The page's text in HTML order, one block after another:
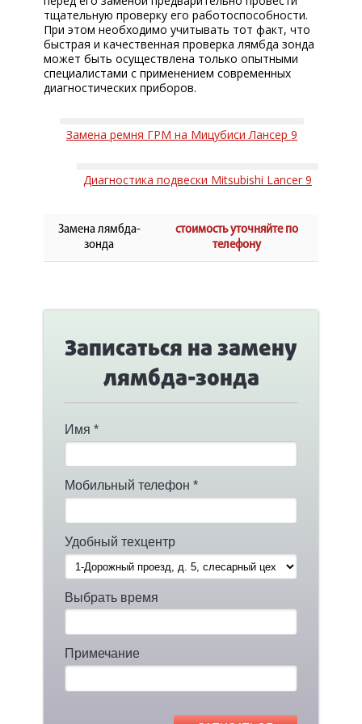
тщательную проверку его работоспособности.
При этом необходимо учитывать тот факт, что
быстрая и качественная проверка лямбда зонда
может быть осуществлена только опытными
специалистами с применением современных
диагностических приборов.
Замена ремня ГРМ на Мицубиси Лансер 9
Диагностика подвески Mitsubishi Lancer 9
Замена лямбда-
зонда
стоимость уточняйте по
телефону
Записаться на замену
лямбда-зонда
Имя *
Мобильный телефон *
Удобный техцентр
Выбрать время
Примечание